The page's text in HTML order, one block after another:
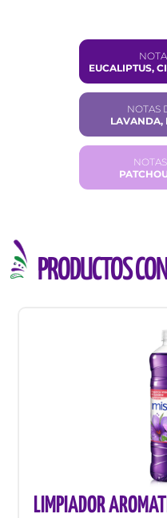
EUCALIPTUS,
NOTAS
LAVANDA,
PRODUCTOS
LIMPIADOR